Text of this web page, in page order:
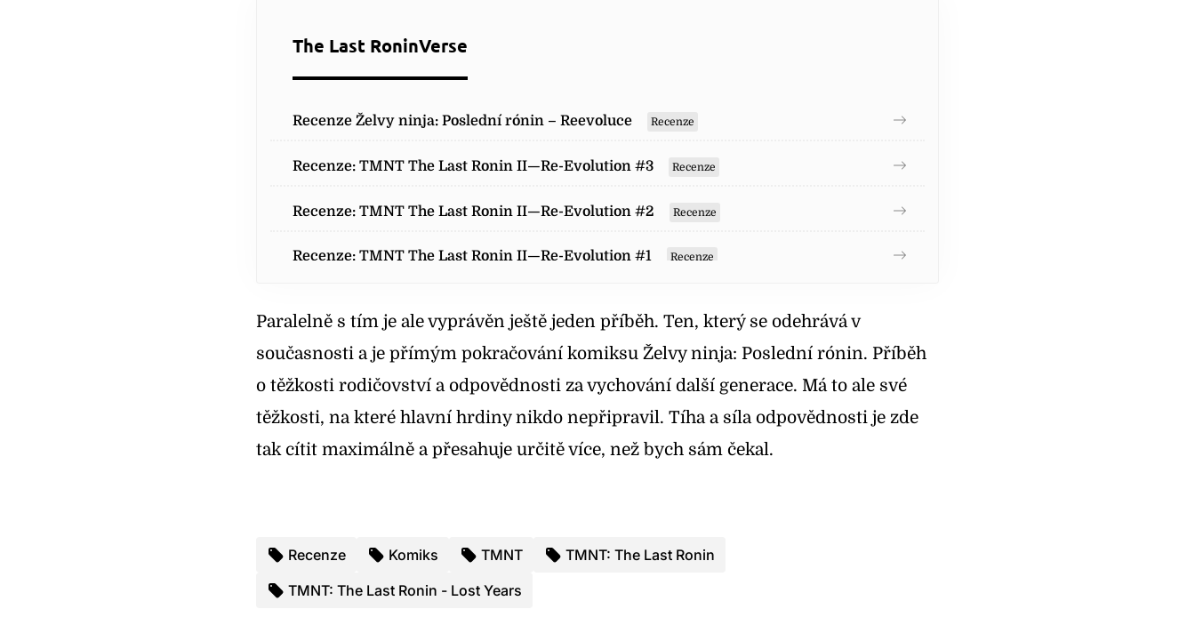
The Last RoninVerse
Recenze Želvy ninja: Poslední rónin – Reevoluce Recenze
Recenze: TMNT The Last Ronin II—Re-Evolution #3 Recenze
Recenze: TMNT The Last Ronin II—Re-Evolution #2 Recenze
Recenze: TMNT The Last Ronin II—Re-Evolution #1 Recenze
Recenze TMNT: The Last Ronin – Lost Years #5 Recenze
Recenze: TMNT: The Last Ronin – Lost Years #4 Recenze
Paralelně s tím je ale vyprávěn ještě jeden příběh. Ten, který se odehrává v
současnosti a je přímým pokračování komiksu Želvy ninja: Poslední rónin. Příběh
o těžkosti rodičovství a odpovědnosti za vychování další generace. Má to ale své
těžkosti, na které hlavní hrdiny nikdo nepřipravil. Tíha a síla odpovědnosti je zde
tak cítit maximálně a přesahuje určitě více, než bych sám čekal.
Recenze Komiks TMNT
TMNT: The Last Ronin
TMNT: The Last Ronin - Lost Years